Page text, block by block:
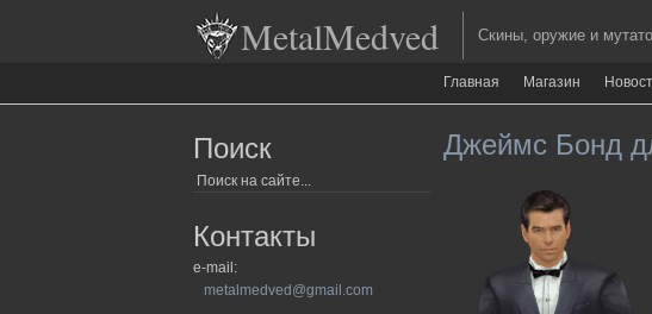
MetalMedved Скины, оружие и
Главная Магазин
Поиск
Контакты
e-mail:
metalmedved@gmail.com
Джеймс Бонд